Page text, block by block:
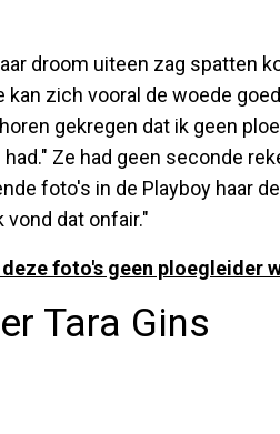
droom uiteen zag spatten
zich vooral de woede
gekregen dat ik geen
Ze had geen seconde
foto's in de Playboy haar
vond dat onfair."
foto's geen ploegleider
Tara Gins